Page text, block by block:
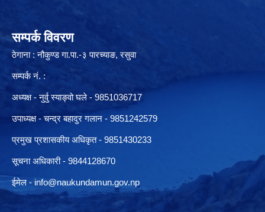
सम्पर्क विवरण
ठेगाना : नौकुण्ड गा.पा.-३ पारच्याङ, रसुवा
सम्पर्क नं. :
अध्यक्ष - नुर्वु स्याङ्वो घले - 9851036717
उपाध्यक्ष - चन्द्र बहादुर गलान - 9851242579
प्रमुख प्रशासकीय अधिकृत - 9851430233
सूचना अधिकारी - 9844128670
ईमेल - info@naukundamun.gov.np